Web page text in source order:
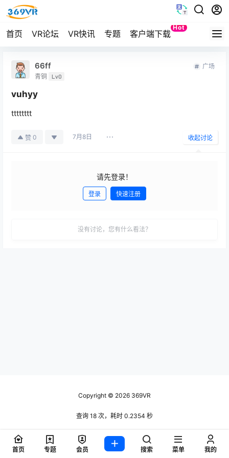
首页 VR论坛 VR快讯 专题 客户端下载
Hot
Quest
66ff
青铜 Lv0
广场
vuhyy
tttttttt
赞 0 7月8日 收起讨论
请先登录！
登录 快速注册
没有讨论，您有什么看法？
Copyright © 2026 369VR
查询 18 次，耗时 0.2354 秒
首页 专题 会员 搜索 菜单 我的